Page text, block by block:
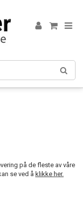
på de fleste av våre
se ved å klikke her.